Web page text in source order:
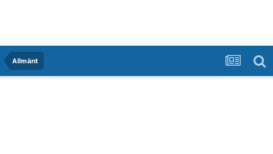
Allmänt